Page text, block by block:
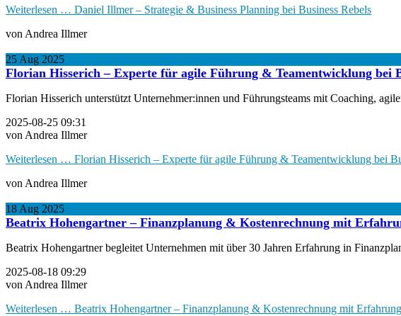
Weiterlesen … Daniel Illmer – Strategie & Business Planning bei Business Rebels
von Andrea Illmer
25 Aug 2025
Florian Hisserich – Experte für agile Führung & Teamentwicklung bei
Florian Hisserich unterstützt Unternehmer:innen und Führungsteams mit Coaching,
2025-08-25 09:31
von Andrea Illmer
Weiterlesen … Florian Hisserich – Experte für agile Führung & Teamentwicklung bei
von Andrea Illmer
18 Aug 2025
Beatrix Hohengartner – Finanzplanung & Kostenrechnung mit
Beatrix Hohengartner begleitet Unternehmen mit über 30 Jahren Erfahrung in
2025-08-18 09:29
von Andrea Illmer
Weiterlesen … Beatrix Hohengartner – Finanzplanung & Kostenrechnung mit